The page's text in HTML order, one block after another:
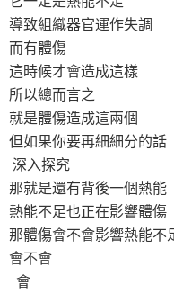
導致組織器官運作失調
而有體傷
這時候才會造成這樣
所以總而言之
就是體傷造成這兩個
但如果你要再細細分的話
深入探究
那就是還有背後一個熱能
熱能不足也正在影響體傷
那體傷會不會影響熱能不
會不會
會